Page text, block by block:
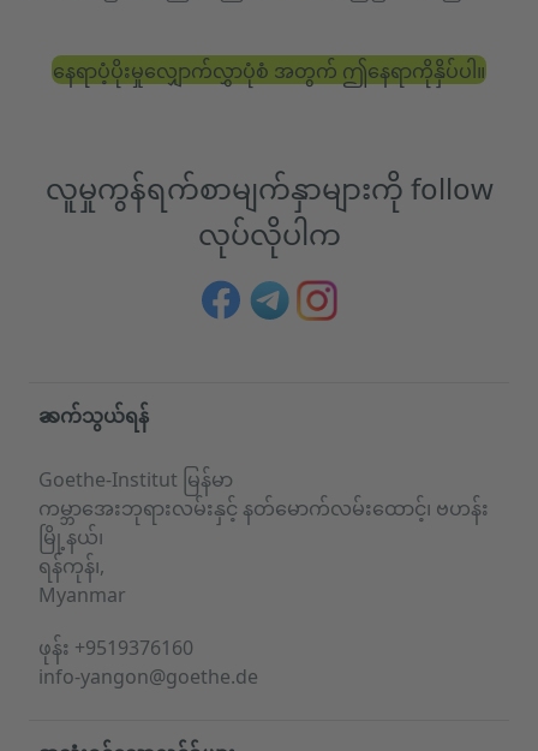
နေရာပံ့ပိုးမှုလျှောက်လွှာပုံစံ အတွက် ဤနေရာကိုနှိပ်ပါ။
လူမှုကွန်ရက်စာမျက်နှာများကို follow
လုပ်လိုပါက
Service- und Informationsbereich
ဆက်သွယ်ရန်
Goethe-Institut မြန်မာ
ကမ္ဘာအေးဘုရားလမ်းနှင့် နတ်မောက်လမ်းထောင့်၊ ဗဟန်း
မြို့နယ်၊
ရန်ကုန်၊,
Myanmar
ဖုန်း +9519376160
info-yangon@goethe.de